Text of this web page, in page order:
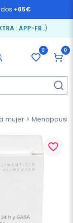
+65€
: APP-FB ;)
0 0
mujer Menopausia
favorite_border